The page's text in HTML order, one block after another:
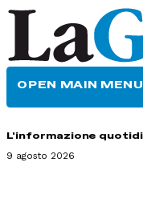
OPEN MAIN MENU
L'informazione
9 agosto 2026